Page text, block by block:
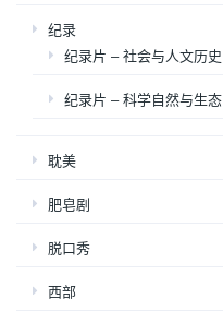
纪录
纪录片 – 社会与人文历史
纪录片 – 科学自然与生态
耽美
肥皂剧
脱口秀
西部